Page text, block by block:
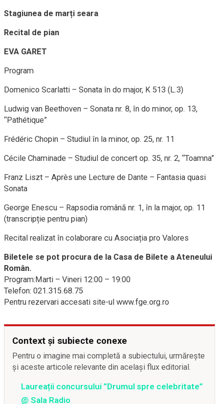
Stagiunea de marți seara
Recital de pian
EVA GARET
Program
Domenico Scarlatti – Sonata în do major, K 513 (L.3)
Ludwig van Beethoven – Sonata nr. 8, în do minor, op. 13,
“Pathétique”
Frédéric Chopin – Studiul în la minor, op. 25, nr. 11
Cécile Chaminade – Studiul de concert op. 35, nr. 2, “Toamna”
Franz Liszt – Après une Lecture de Dante – Fantasia quasi
Sonata
George Enescu – Rapsodia română nr. 1, în la major, op. 11
(transcripție pentru pian)
Recital realizat în colaborare cu Asociația pro Valores
Biletele se pot procura de la Casa de Bilete a Ateneului
Român.
Program:Marti – Vineri 12:00 – 19:00
Telefon: 021.315.68.75
Pentru rezervari accesati site-ul www.fge.org.ro
Context și subiecte conexe
Pentru o imagine mai completă a subiectului, urmărește
și aceste articole relevante din același flux editorial.
Laureații concursului ”Drumul spre celebritate”
@ Sala Radio